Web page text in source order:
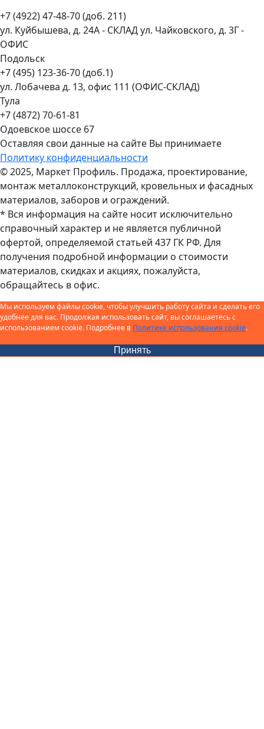
+7 (4922) 47-48-70 (доб. 211)
ул. Куйбышева, д. 24А - СКЛАД ул. Чайковского, д. 3Г -
ОФИС
Подольск
+7 (495) 123-36-70 (доб.1)
ул. Лобачева д. 13, офис 111 (ОФИС-СКЛАД)
Тула
+7 (4872) 70-61-81
Одоевское шоссе 67
Оставляя свои данные на сайте Вы принимаете
Политику конфиденциальности
© 2025, Маркет Профиль. Продажа, проектирование,
монтаж металлоконструкций, кровельных и фасадных
материалов, заборов и ограждений.
* Вся информация на сайте носит исключительно
справочный характер и не является публичной
офертой, определяемой статьей 437 ГК РФ. Для
получения подробной информации о стоимости
материалов, скидках и акциях, пожалуйста,
обращайтесь в офис.
Мы используем файлы cookie, чтобы улучшить работу сайта и сделать его
удобнее для вас. Продолжая использовать сайт, вы соглашаетесь с
использованием cookie. Подробнее в Политике использования cookie.
Принять